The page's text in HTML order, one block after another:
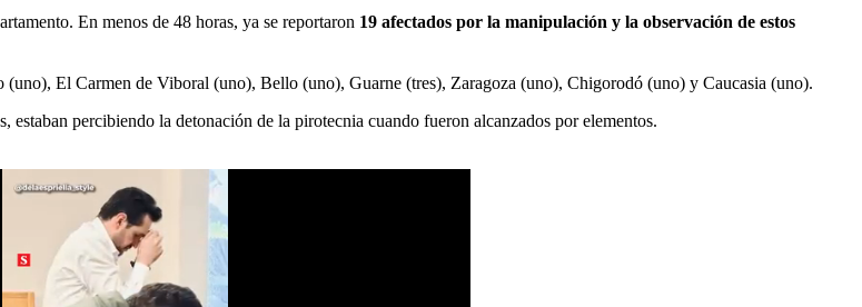
En menos de 48 horas, ya se reportaron 19 afectados por la manipulación y la observación de estos
El Carmen de Viboral (uno), Bello (uno), Guarne (tres), Zaragoza (uno), Chigorodó (uno) y Caucasia (uno).
estaban percibiendo la detonación de la pirotecnia cuando fueron alcanzados por elementos.